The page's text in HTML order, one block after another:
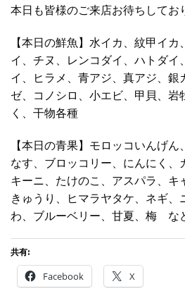
本日も皆様のご来店お待ちしてお
【本日の鮮魚】水イカ、紋甲イ
イ、チヌ、レンコダイ、ハトダイ
イ、ヒラメ、青アジ、真アジ、銀
ゼ、コノシロ、小エビ、甲貝、岩
く、干物各種
【本日の青果】モロッコいんげ
なす、ブロッコリー、にんにく、
キーニ、たけのこ、アスパラ、キ
きゅうり、ヒマラヤタケ、ネギ
わ、ブルーベリー、甘夏、梅 な
共有:
Facebook X